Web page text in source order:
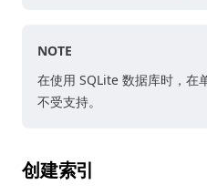
NOTE
在使用 SQLite 数据库时，在
不受支持。
创建索引